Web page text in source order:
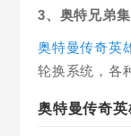
3、奥特兄弟
奥特曼传奇英
轮换系统，各
奥特曼传奇